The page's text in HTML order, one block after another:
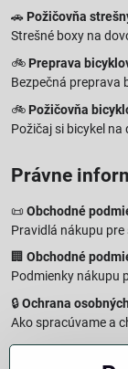
🚗 Požičovňa
Strešné boxy na
🚲 Preprava
Bezpečná preprava
🚲 Požičovňa
Požičaj si bicykel na
Právne
📜 Obchodné
Pravidlá nákupu
🏢 Obchodné
Podmienky nákupu
🔒Ochrana
Ako spracúvame a
🧾Reklamačný